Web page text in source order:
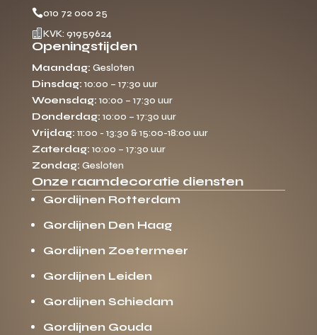
010 72 000 25
 KVK: 91959624
Openingstijden
Maandag: Gesloten
Dinsdag: 10:00 – 17:30 uur
Woensdag: 10:00 – 17:30 uur
Donderdag: 10:00 – 17:30 uur
Vrijdag: 11:00 - 13:30 & 15:00-18:00 uur
Zaterdag: 10:00 – 17:30 uur
Zondag: Gesloten
Onze raamdecoratie diensten
Gordijnen Rotterdam
Gordijnen Den Haag
Gordijnen Zoetermeer
Gordijnen Leiden
Gordijnen Schiedam
Gordijnen Gouda